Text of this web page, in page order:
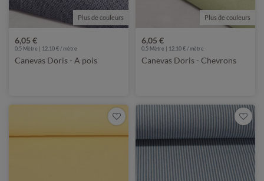
Plus de couleurs
6,05 €
0,5 Mètre | 12,10 € / mètre
Canevas Doris - A pois
Plus de couleurs
6,05 €
0,5 Mètre | 12,10 € / mètre
Canevas Doris - Chevrons